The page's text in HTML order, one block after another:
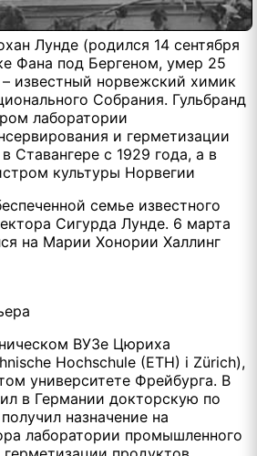
Лунде (родился 14 сентября
Фана под Бергеном, умер 25
известный норвежский химик
Собрания. Гульбранд
лаборатории
и герметизации
Ставангере с 1929 года, а в
культуры Норвегии
семье известного
Сигурда Лунде. 6 марта
на Марии Хонории Халлинг
ВУЗе Цюриха
Hochschule (ETH) i Zürich),
университете Фрейбурга. В
в Германии докторскую по
назначение на
лаборатории промышленного